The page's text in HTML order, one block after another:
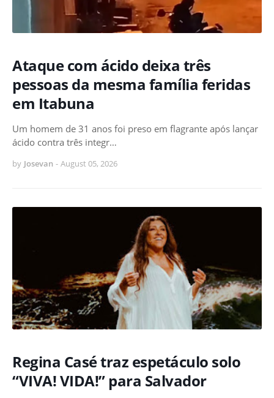
Ataque com ácido deixa três
pessoas da mesma família feridas
em Itabuna
Um homem de 31 anos foi preso em flagrante após lançar
ácido contra três integr…
by Josevan - August 05, 2026
Regina Casé traz espetáculo solo
“VIVA! VIDA!” para Salvador